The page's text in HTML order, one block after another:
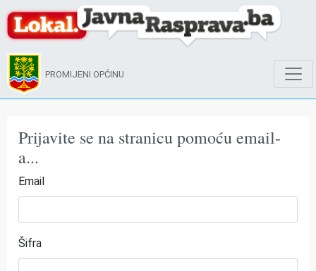
PROMIJENI OPĆINU
Prijavite se na stranicu pomoću email-
a...
Email
Šifra